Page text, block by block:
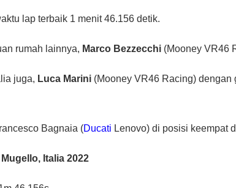
lap terbaik 1 menit 46.156 detik.
rumah lainnya, Marco Bezzecchi (Mooney VR46
juga, Luca Marini (Mooney VR46 Racing) dengan
Bagnaia (Ducati Lenovo) di posisi keempat
Italia 2022